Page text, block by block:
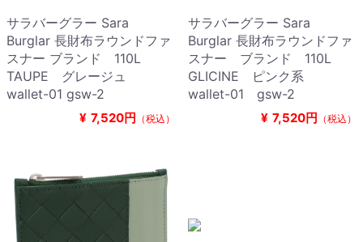
サラバーグラー Sara
Burglar 長財布ラウンドファ
スナー ブランド 110L
TAUPE グレージュ
wallet-01 gsw-2
¥ 7,520円 （税込）
サラバーグラー Sara
Burglar 長財布ラウンドファ
スナー ブランド 110L
GLICINE ピンク系
wallet-01 gsw-2
¥ 7,520円 （税込）